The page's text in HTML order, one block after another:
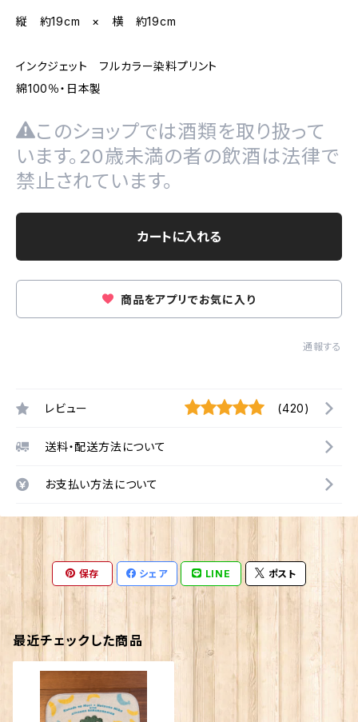
縦 約19cm × 横 約19cm
インクジェット フルカラー染料プリント
綿100％・日本製
このショップでは酒類を取り扱って
います。20歳未満の者の飲酒は法律で
禁止されています。
カートに入れる
商品をアプリでお気に入り
通報する
レビュー (420)
送料・配送方法について
お支払い方法について
保存 シェア LINE ポスト
最近チェックした商品